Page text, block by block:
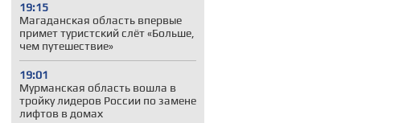
19:15
Магаданская область впервые
примет туристский слёт «Больше,
чем путешествие»
19:01
Мурманская область вошла в
тройку лидеров России по замене
лифтов в домах